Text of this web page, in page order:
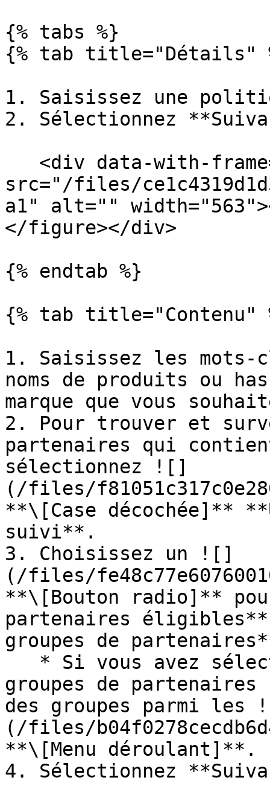
{% tabs %}
{% tab title="Détails"
1. Saisissez une
2. Sélectionnez
src="/files/
a1" alt=""
</figure></div>
{% endtab %}
{% tab title="Contenu"
1. Saisissez les mots-
noms de produits ou
marque que vous
2. Pour trouver et
partenaires qui
sélectionnez ![]
(/files/
**\[Case décochée]**
suivi**.
3. Choisissez un ![]
(/files/
**\[Bouton radio]**
partenaires éligibles**
groupes de
groupes de
des groupes parmi les
(/files/
**\[Menu déroulant]**.
4. Sélectionnez